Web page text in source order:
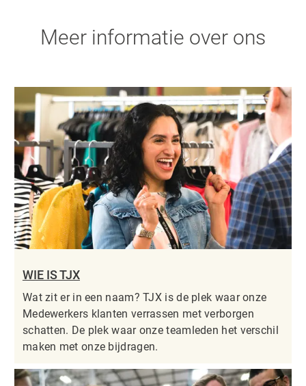
Meer informatie over ons
WIE IS TJX
Wat zit er in een naam? TJX is de plek waar onze
Medewerkers klanten verrassen met verborgen
schatten. De plek waar onze teamleden het verschil
maken met onze bijdragen.